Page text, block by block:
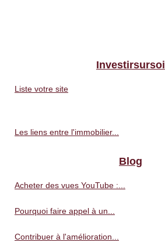
Investirsursoi
Liste votre site
Les liens entre l'immobilier...
Blog
Acheter des vues YouTube :...
Pourquoi faire appel à un...
Contribuer à l'amélioration...